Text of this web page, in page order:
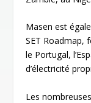
Masen est
SET Roadmap,
le Portugal,
d’électricité
Les